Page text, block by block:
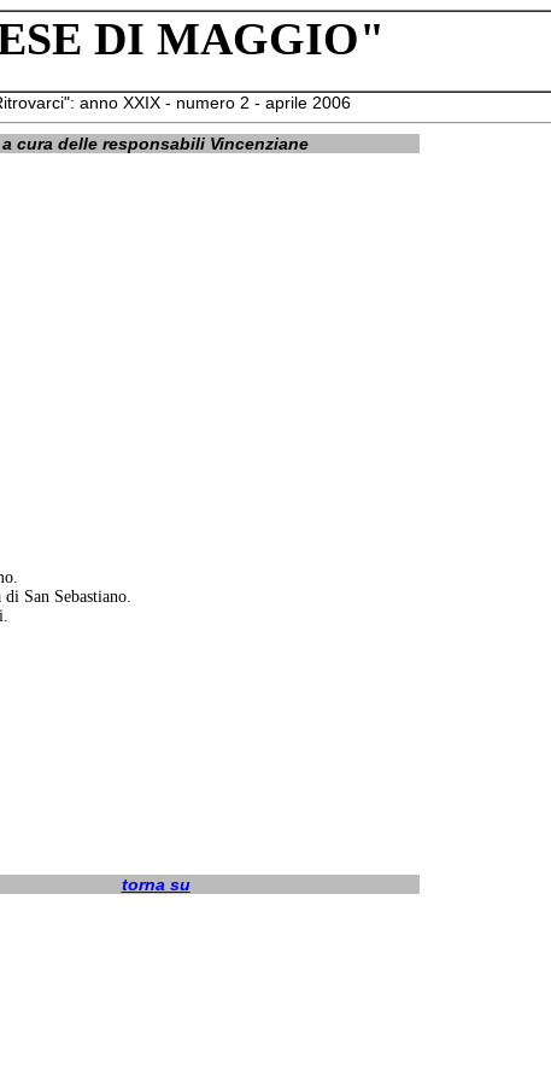
DI MAGGIO"
anno XXIX - numero 2 - aprile 2006
a cura delle responsabili Vincenziane
San Sebastiano.
torna su